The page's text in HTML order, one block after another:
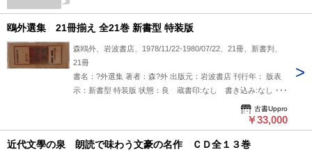
鴎外選集 21冊揃え 全21巻 新書型 特装版
森鴎外、岩波書店、1978/11/22-1980/07/22、21冊、新書判、
21冊
書名：?外選集 著者：森?外 出版元：岩波書店 刊行年： 版表
示：新書型 特装版 状態：良 蔵書印:なし 書き込み:なし
線引き:なし サイン:なし 本文ページは良好。経年による軽
い変色・ヤケあり。古書としては適正な状態。 説明：森?外の
作品を精選して収録した『?外選集』は、岩波書店から新書型
特装版として刊行された。小説・史伝・翻訳・評論など多岐に
古書Uppro
￥33,000
近代文學の泉 朗読で味わう文豪の名作 ＣＤ全１３巻